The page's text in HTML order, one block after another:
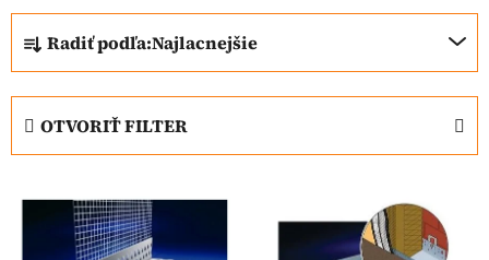
R
d
e
i
e
Radiť podľa:Najlacnejšie
OTVORIŤ FILTER
V